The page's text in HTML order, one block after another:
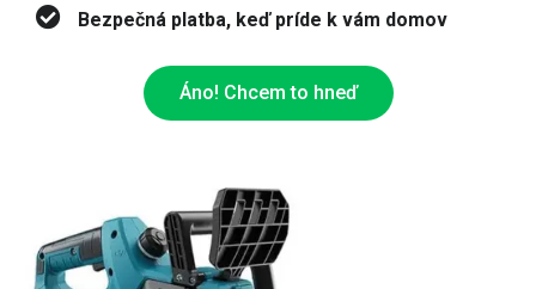
Bezpečná platba, keď príde k vám domov
Áno! Chcem to hneď